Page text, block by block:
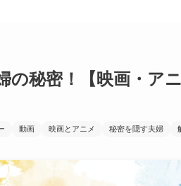
の秘密！【映画・ア
動画 映画とアニメ 秘密を隠す夫婦